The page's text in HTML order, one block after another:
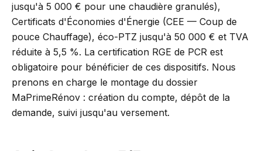
jusqu'à 5 000 € pour une chaudière granulés),
Certificats d'Économies d'Énergie (CEE — Coup de
pouce Chauffage), éco-PTZ jusqu'à 50 000 € et TVA
réduite à 5,5 %. La certification RGE de PCR est
obligatoire pour bénéficier de ces dispositifs. Nous
prenons en charge le montage du dossier
MaPrimeRénov : création du compte, dépôt de la
demande, suivi jusqu'au versement.